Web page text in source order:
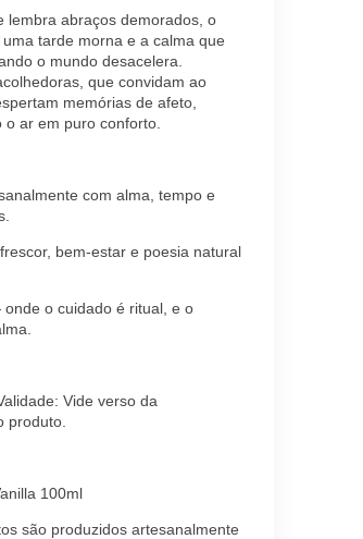
lembra abraços demorados, o
tarde morna e a calma que
o mundo desacelera.
que convidam ao
memórias de afeto,
ar em puro conforto.
com alma, tempo e
bem-estar e poesia natural
o cuidado é ritual, e o
Vide verso da
produto.
100ml
são produzidos artesanalmente